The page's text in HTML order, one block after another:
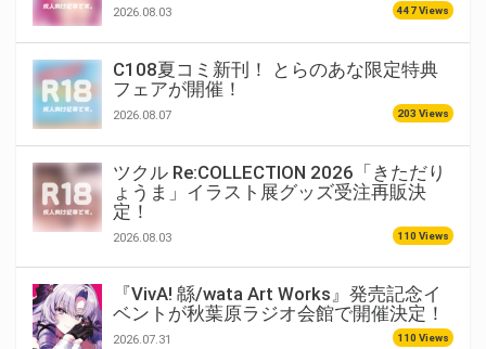
2026.08.03 447 Views
C108夏コミ新刊！ とらのあな限定特典
フェアが開催！
2026.08.07 203 Views
ツクル Re:COLLECTION 2026「きただり
ょうま」イラスト展グッズ受注再販決
定！
2026.08.03 110 Views
『VivA! 緜/wata Art Works』発売記念イ
ベントが秋葉原ラジオ会館で開催決定！
2026.07.31 110 Views